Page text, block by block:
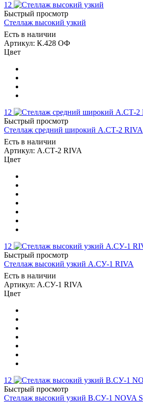
12
Быстрый просмотр
Стеллаж высокий узкий
Есть в наличии
Артикул: К.428 ОФ
Цвет
12
Быстрый просмотр
Стеллаж средний широкий А.СТ-2 RIVA
Есть в наличии
Артикул: А.СТ-2 RIVA
Цвет
12
Быстрый просмотр
Стеллаж высокий узкий А.СУ-1 RIVA
Есть в наличии
Артикул: А.СУ-1 RIVA
Цвет
12
Быстрый просмотр
Стеллаж высокий узкий В.СУ-1 NOVA S